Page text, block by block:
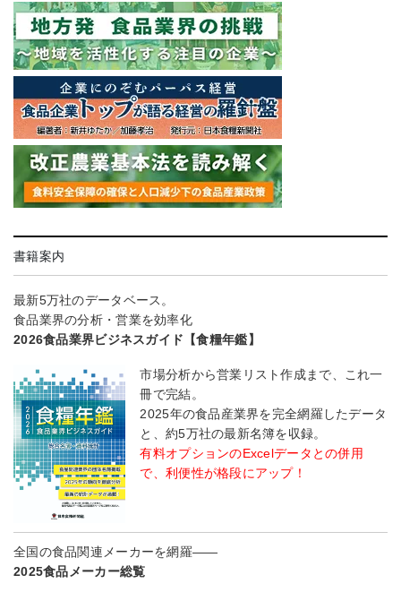
書籍案内
最新5万社のデータベース。
食品業界の分析・営業を効率化
2026食品業界ビジネスガイド【食糧年鑑】
市場分析から営業リスト作成まで、これ一
冊で完結。
2025年の食品産業界を完全網羅したデータ
と、約5万社の最新名簿を収録。
有料オプションのExcelデータとの併用
で、利便性が格段にアップ！
全国の食品関連メーカーを網羅――
2025食品メーカー総覧